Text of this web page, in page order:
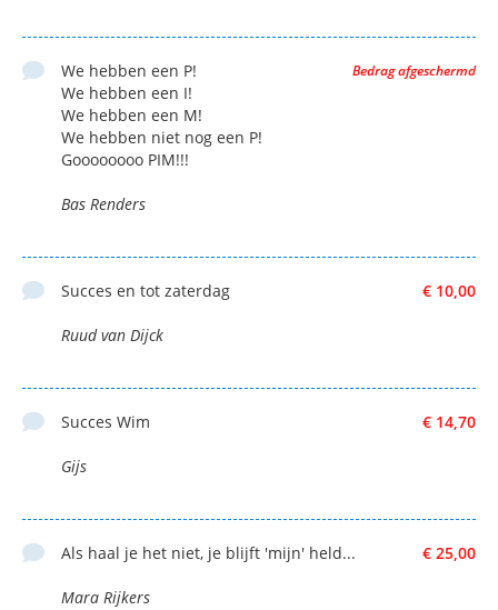
Bedrag afgeschermd
We hebben een P!
We hebben een I!
We hebben een M!
We hebben niet nog een P!
Goooooooo PIM!!!
Bas Renders
€ 10,00
Succes en tot zaterdag
Ruud van Dijck
€ 14,70
Succes Wim
Gijs
€ 25,00
Als haal je het niet, je blijft 'mijn' held...
Mara Rijkers